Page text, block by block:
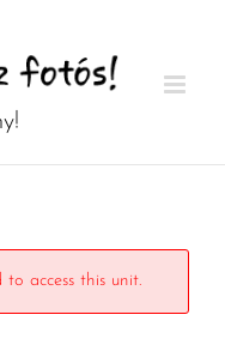
access this unit.